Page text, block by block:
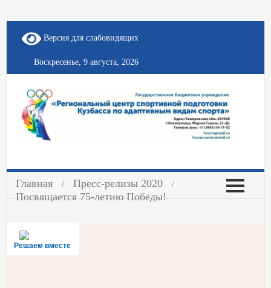
Версия для слабовидящих
Воскресенье, 9 августа, 2026
Главная
Пресс-релизы 2020
Посвящается 75-летию Победы!
Решаем вместе